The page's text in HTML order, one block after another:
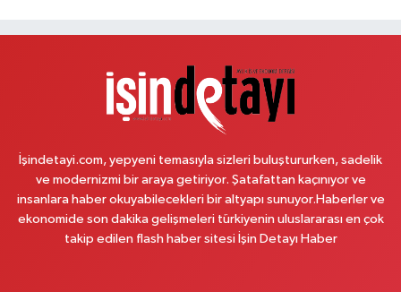
0 (216) 484 00 08
Nazan Eczanesi
0 (212) 419 24 18 Yol Tarifi Al
Pera Eczanesi
Mimar Sinan Mahallesi, Selçukhan Caddesi No:267 A Sultanbeyli İstanbul
İşindetayi.com, yepyeni temasıyla sizleri buluştururken, sadelik
ve modernizmi bir araya getiriyor. Şatafattan kaçınıyor ve
insanlara haber okuyabilecekleri bir altyapı sunuyor.Haberler ve
ekonomide son dakika gelişmeleri türkiyenin uluslararası en çok
takip edilen flash haber sitesi İşin Detayı Haber